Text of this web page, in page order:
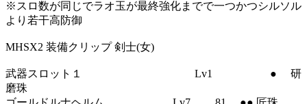
※スロ数が同じでラオ玉が最終強化までで一つかつシルソル
より若干高防御
MHSX2 装備クリップ 剣士(女)
武器スロット１ Lv1 ● 研
磨珠